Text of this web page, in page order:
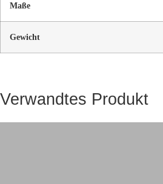
Maße
Gewicht
Verwandtes Produkt